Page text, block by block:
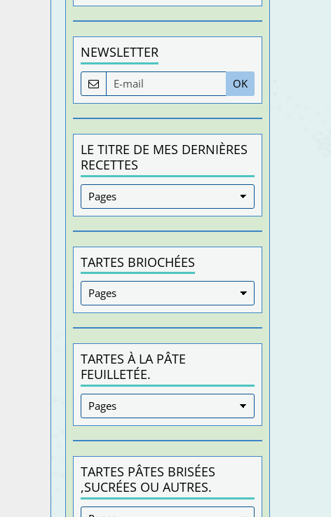
NEWSLETTER
OK
LE TITRE DE MES DERNIÈRES
RECETTES
TARTES BRIOCHÉES
TARTES À LA PÂTE
FEUILLETÉE.
TARTES PÂTES BRISÉES
,SUCRÉES OU AUTRES.